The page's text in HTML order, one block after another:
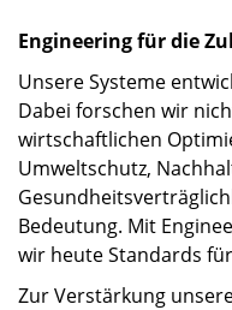
Engineering für die
Unsere Systeme
Dabei forschen wir
wirtschaftlichen
Umweltschutz,
Bedeutung. Mit
wir heute Standards
Zur Verstärkung